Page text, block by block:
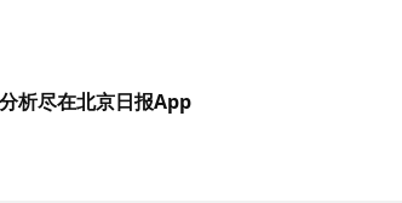
析尽在北京日报App